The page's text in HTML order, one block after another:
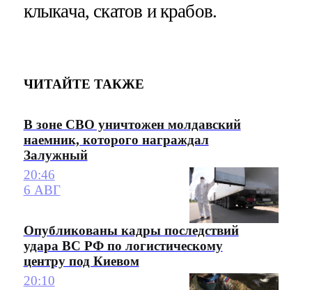
клыкача, скатов и крабов.
ЧИТАЙТЕ ТАКЖЕ
В зоне СВО уничтожен молдавский
наемник, которого награждал
Залужный
20:46
6 АВГ
Опубликованы кадры последствий
удара ВС РФ по логистическому
центру под Киевом
20:10